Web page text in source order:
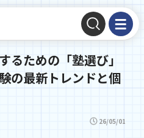
るための「塾選び」
の最新トレンドと個
26/05/01